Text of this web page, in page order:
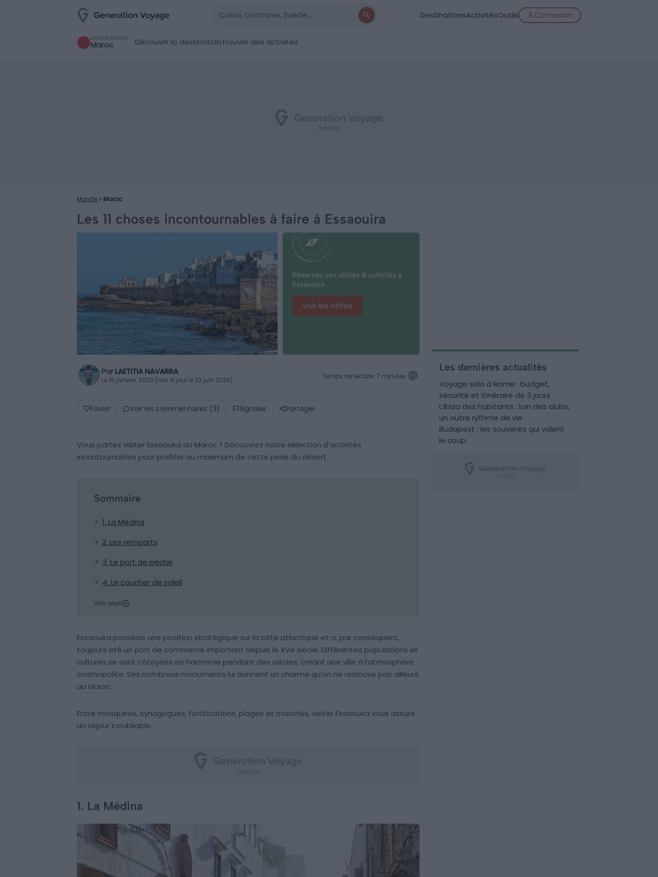
DestinationsActivitésOutils Connexion
VOUS EXPLOREZ
Maroc Découvrir la destinationTrouver des activités
Monde Maroc
Les 11 choses incontournables à faire à Essaouira
Réservez vos visites & activités à
Essaouira
Voir les offres
Par LAETITIA NAVARRA
Le 16 janvier, 2020 (mis à jour le 23 juin 2026) Temps de lecture: 7 minutes
Favori Voir les commentaires (3) Signaler Partager
Vous partez visiter Essaouira au Maroc ? Découvrez notre sélection d’activités
incontournables pour profiter au maximum de cette perle du désert.
Sommaire
1. La Médina
2. Les remparts
3. Le port de pêche
4. Le coucher de soleil
Voir plus
Essaouira possède une position stratégique sur la côte atlantique et a, par conséquent,
toujours été un port de commerce important depuis le XVe siècle. Différentes populations et
cultures se sont côtoyées en harmonie pendant des siècles, créant une ville à l’atmosphère
cosmopolite. Ses nombreux monuments lui donnent un charme qu’on ne retrouve pas ailleurs
au Maroc.
Entre mosquées, synagogues, fortifications, plages et marchés, visiter Essaouira vous assure
un séjour inoubliable.
1. La Médina
Les dernières actualités
Voyage solo à Rome : budget,
sécurité et itinéraire de 3 jours
L’Ibiza des habitants : loin des clubs,
un autre rythme de vie
Budapest : les souvenirs qui valent
le coup